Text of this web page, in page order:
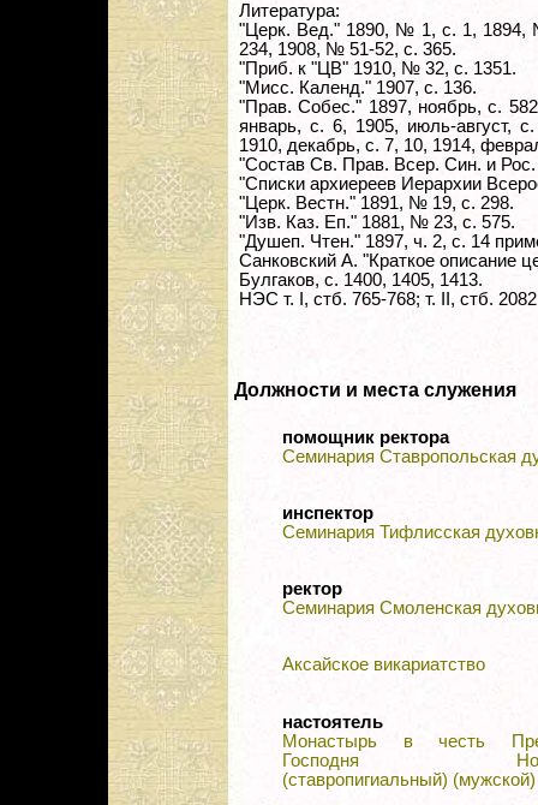
Литература:
"Церк. Вед." 1890, № 1, с. 1,
234, 1908, № 51-52, с. 365.
"Приб. к "ЦВ" 1910, № 32, с. 1351.
"Мисс. Календ." 1907, с. 136.
"Прав. Собес." 1897, ноябрь, с.
январь, с. 6, 1905, июль-август,
1910, декабрь, с. 7, 10, 1914,
"Состав Св. Прав. Всер. Син. и
"Списки архиереев Иерархии
"Церк. Вестн." 1891, № 19, с. 298.
"Изв. Каз. Еп." 1881, № 23, с. 575.
"Душеп. Чтен." 1897, ч. 2, с. 14
Санковский А. "Краткое описание
Булгаков, с. 1400, 1405, 1413.
НЭС т. I, стб. 765-768; т. II, стб.
Должности и места служения
помощник ректора
Семинария Ставропольская
инспектор
Семинария Тифлисская
ректор
Семинария Смоленская
Аксайское викариатство
настоятель
Монастырь в честь
Господня
(ставропигиальный) (мужской)